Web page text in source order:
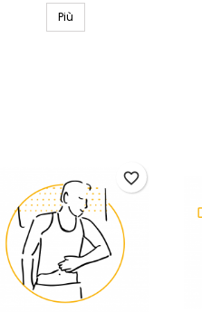
Più
favorite_border